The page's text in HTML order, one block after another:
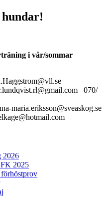
i vår/sommar
070/
maria.eriksson@sveaskog.se
2026
2025